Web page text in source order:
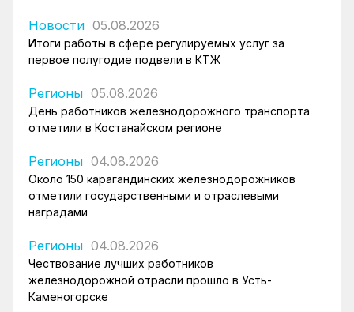
Новости 05.08.2026
Итоги работы в сфере регулируемых услуг за
первое полугодие подвели в КТЖ
Регионы 05.08.2026
День работников железнодорожного транспорта
отметили в Костанайском регионе
Регионы 04.08.2026
Около 150 карагандинских железнодорожников
отметили государственными и отраслевыми
наградами
Регионы 04.08.2026
Чествование лучших работников
железнодорожной отрасли прошло в Усть-
Каменогорске